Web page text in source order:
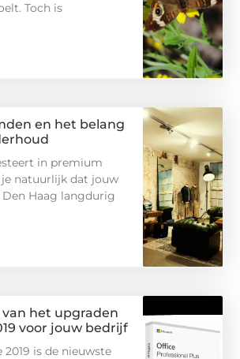
Toch is
en het belang
in premium
natuurlijk dat jouw
Haag langdurig
het upgraden
voor jouw bedrijf
is de nieuwste